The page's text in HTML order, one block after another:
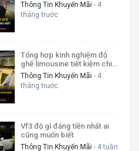
Thông Tin Khuyến Mãi - 4
tháng trước
Tổng hợp kinh nghiệm độ
ghế limousine tiết kiệm chi
phí
Thông Tin Khuyến Mãi - 4
tháng trước
Vf3 độ gì đáng tiền nhất ai
cũng muốn biết
Thông Tin Khuyến Mãi - 4 tuần